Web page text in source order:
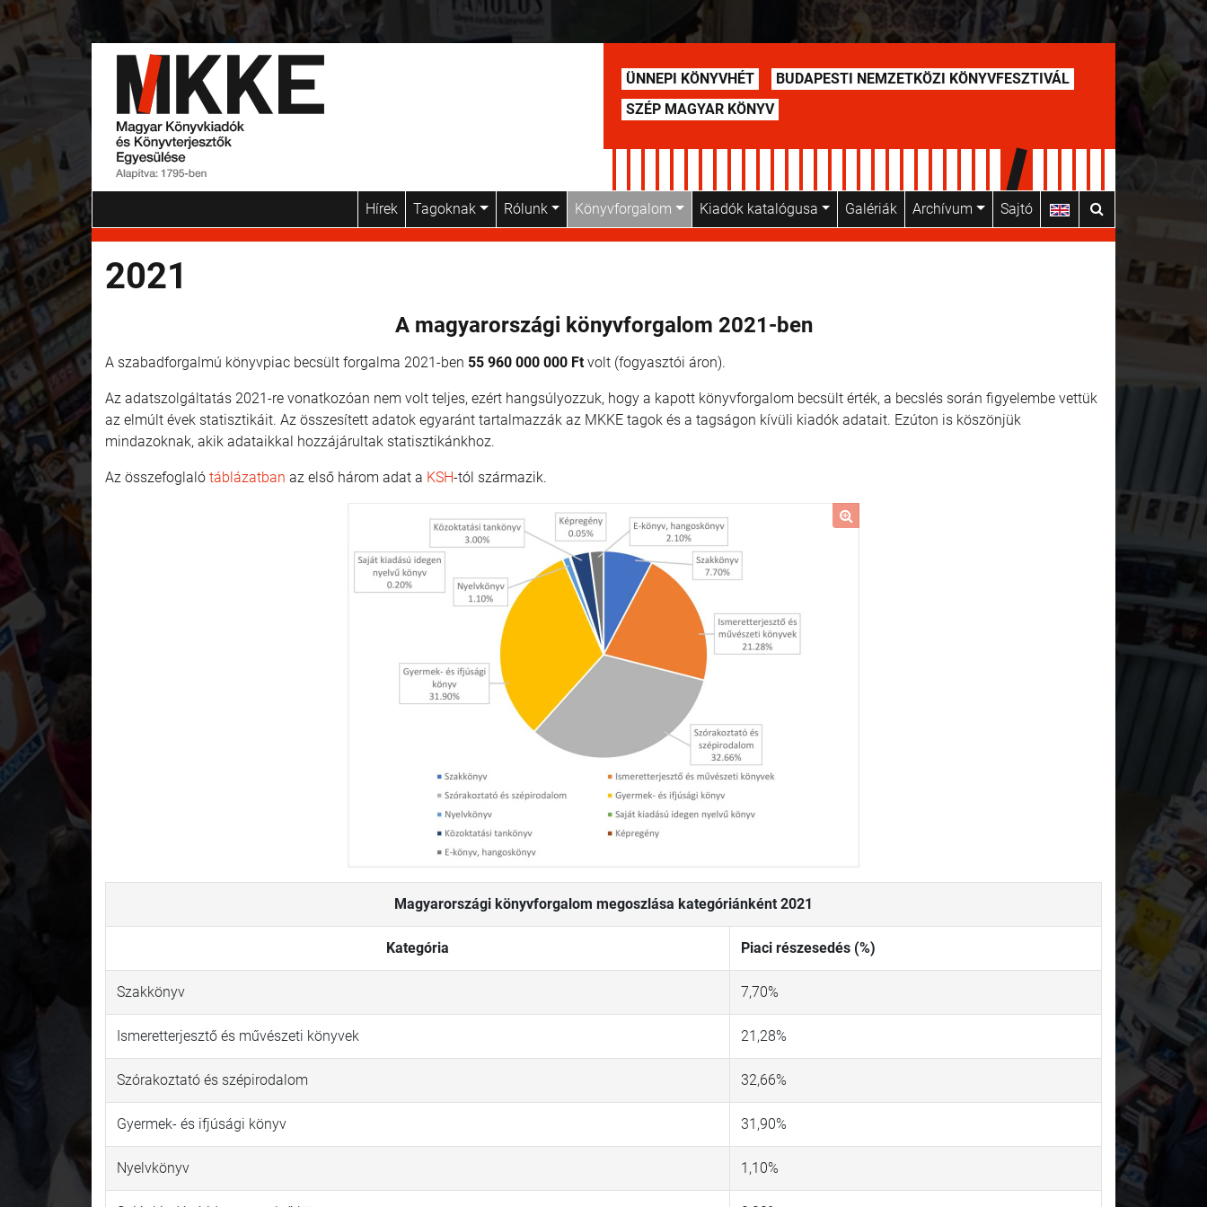
ÜNNEPI KÖNYVHÉT
BUDAPESTI NEMZETKÖZI KÖNYVFESZTIVÁL
SZÉP MAGYAR KÖNYV
Hírek Tagoknak Rólunk Könyvforgalom Kiadók katalógusa Galériák Archívum Sajtó
2021
A magyarországi könyvforgalom 2021-ben
A szabadforgalmú könyvpiac becsült forgalma 2021-ben 55 960 000 000 Ft volt (fogyasztói áron).
Az adatszolgáltatás 2021-re vonatkozóan nem volt teljes, ezért hangsúlyozzuk, hogy a kapott könyvforgalom becsült érték, a becslés során figyelembe vettük
az elmúlt évek statisztikáit. Az összesített adatok egyaránt tartalmazzák az MKKE tagok és a tagságon kívüli kiadók adatait. Ezúton is köszönjük
mindazoknak, akik adataikkal hozzájárultak statisztikánkhoz.
Az összefoglaló táblázatban az első három adat a KSH-tól származik.
Magyarországi könyvforgalom megoszlása kategóriánként 2021
Kategória Piaci részesedés (%)
Szakkönyv 7,70%
Ismeretterjesztő és művészeti könyvek 21,28%
Szórakoztató és szépirodalom 32,66%
Gyermek- és ifjúsági könyv 31,90%
Nyelvkönyv 1,10%